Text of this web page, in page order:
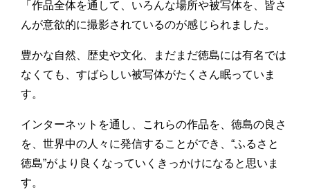
「作品全体を通して、いろんな場所や被写体を、皆さ
んが意欲的に撮影されているのが感じられました。
豊かな自然、歴史や文化、まだまだ徳島には有名では
なくても、すばらしい被写体がたくさん眠っていま
す。
インターネットを通し、これらの作品を、徳島の良さ
を、世界中の人々に発信することができ、“ふるさと
徳島”がより良くなっていくきっかけになると思いま
す。